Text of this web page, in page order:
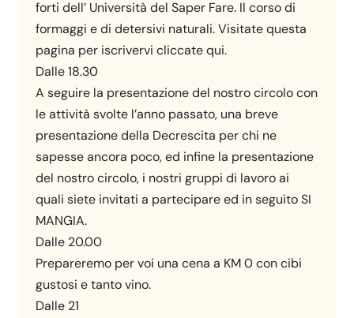
forti dell’ Università del Saper Fare. Il corso di
formaggi e di detersivi naturali. Visitate questa
pagina per iscrivervi cliccate qui.
Dalle 18.30
A seguire la presentazione del nostro circolo con
le attività svolte l’anno passato, una breve
presentazione della Decrescita per chi ne
sapesse ancora poco, ed infine la presentazione
del nostro circolo, i nostri gruppi di lavoro ai
quali siete invitati a partecipare ed in seguito SI
MANGIA.
Dalle 20.00
Prepareremo per voi una cena a KM 0 con cibi
gustosi e tanto vino.
Dalle 21